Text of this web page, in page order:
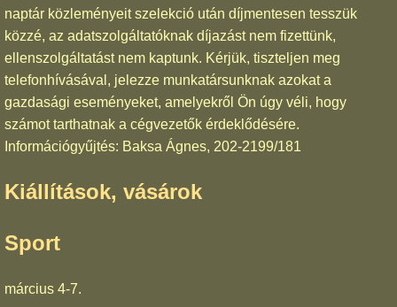
naptár közleményeit szelekció után díjmentesen tesszük
közzé, az adatszolgáltatóknak díjazást nem fizettünk,
ellenszolgáltatást nem kaptunk. Kérjük, tiszteljen meg
telefonhívásával, jelezze munkatársunknak azokat a
gazdasági eseményeket, amelyekről Ön úgy véli, hogy
számot tarthatnak a cégvezetők érdeklődésére.
Információgyűjtés: Baksa Ágnes, 202-2199/181
Kiállítások, vásárok
Sport
március 4-7.